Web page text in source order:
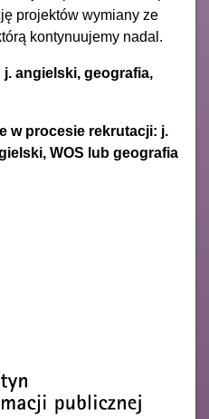
projektów wymiany ze
kontynuujemy nadal.
angielski, geografia,
w procesie rekrutacji: j.
WOS lub geografia